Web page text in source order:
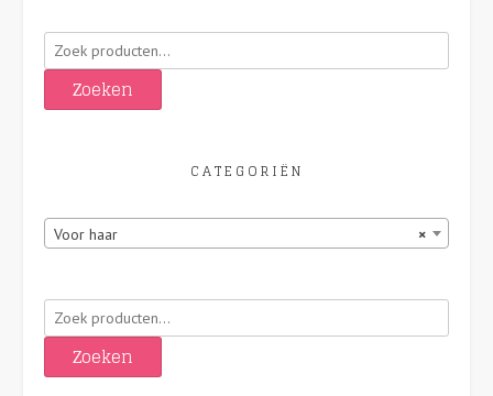
Zoeken
naar:
Zoeken
CATEGORIËN
×
Voor haar
Zoeken
naar:
Zoeken